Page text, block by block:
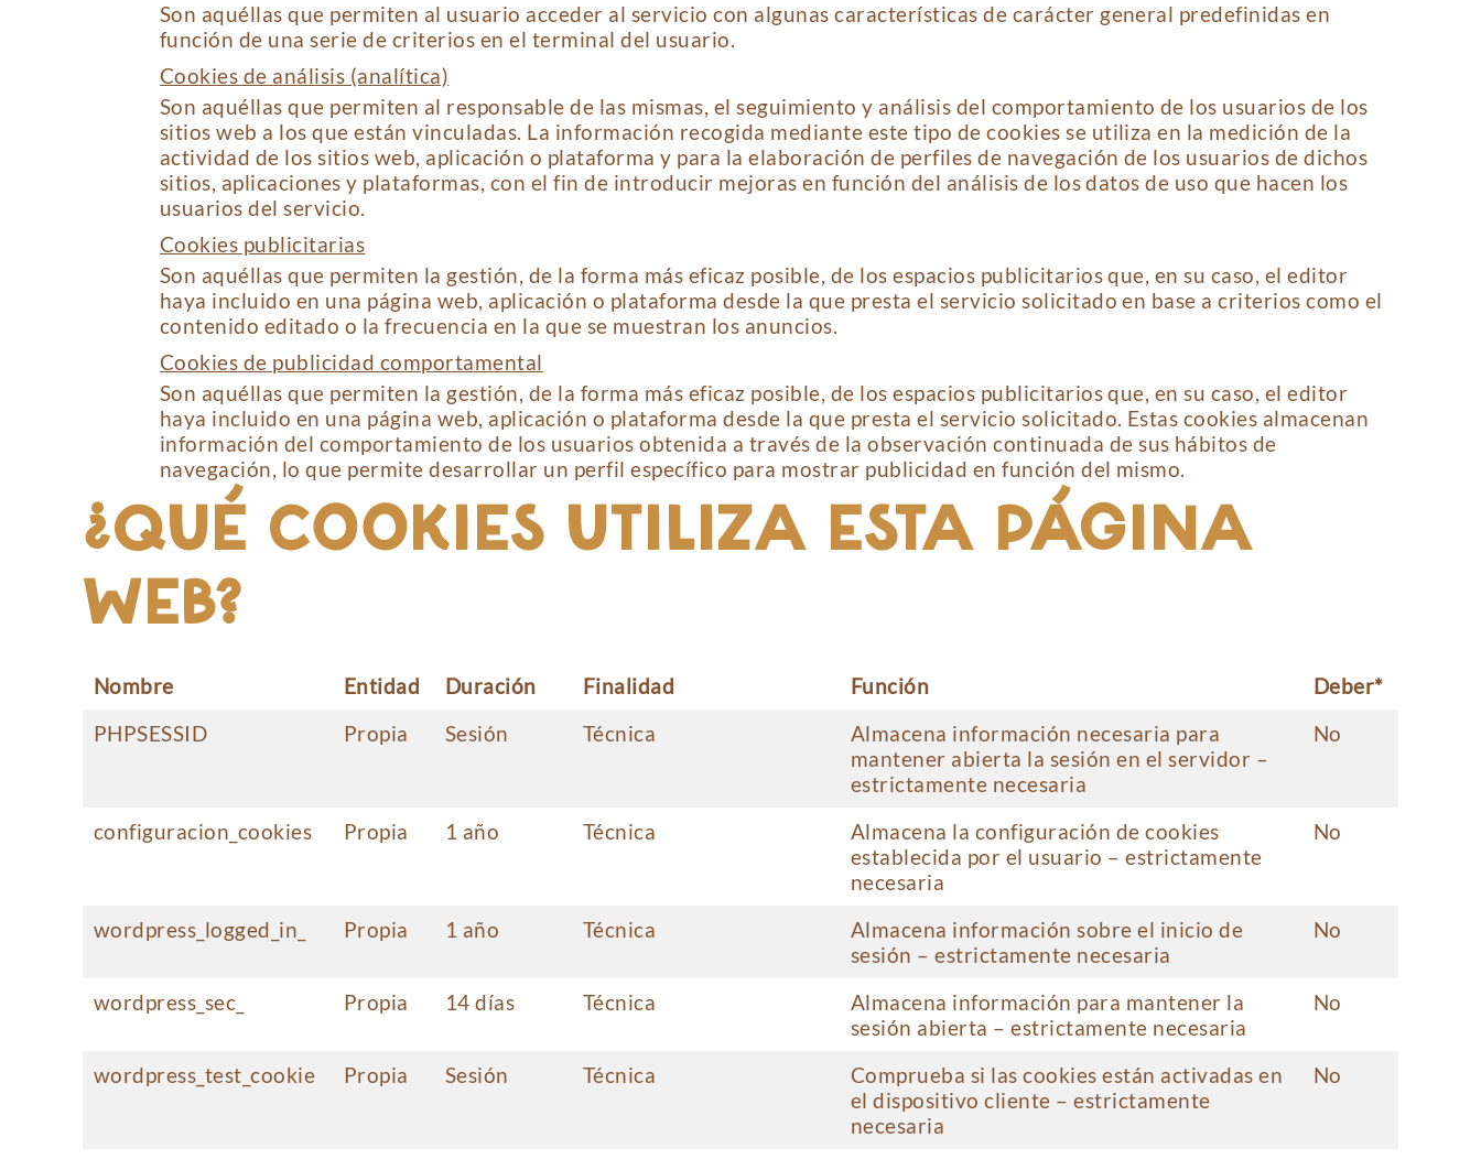
Son aquéllas que permiten al usuario acceder al servicio con algunas características de carácter general predefinidas en
función de una serie de criterios en el terminal del usuario.
Cookies de análisis (analítica)
Son aquéllas que permiten al responsable de las mismas, el seguimiento y análisis del comportamiento de los usuarios de los
sitios web a los que están vinculadas. La información recogida mediante este tipo de cookies se utiliza en la medición de la
actividad de los sitios web, aplicación o plataforma y para la elaboración de perfiles de navegación de los usuarios de dichos
sitios, aplicaciones y plataformas, con el fin de introducir mejoras en función del análisis de los datos de uso que hacen los
usuarios del servicio.
Cookies publicitarias
Son aquéllas que permiten la gestión, de la forma más eficaz posible, de los espacios publicitarios que, en su caso, el editor
haya incluido en una página web, aplicación o plataforma desde la que presta el servicio solicitado en base a criterios como el
contenido editado o la frecuencia en la que se muestran los anuncios.
Cookies de publicidad comportamental
Son aquéllas que permiten la gestión, de la forma más eficaz posible, de los espacios publicitarios que, en su caso, el editor
haya incluido en una página web, aplicación o plataforma desde la que presta el servicio solicitado. Estas cookies almacenan
información del comportamiento de los usuarios obtenida a través de la observación continuada de sus hábitos de
navegación, lo que permite desarrollar un perfil específico para mostrar publicidad en función del mismo.
¿QUÉ COOKIES UTILIZA ESTA PÁGINA
WEB?
Nombre Entidad Duración Finalidad Función
Deber*
PHPSESSID
Propia Sesión Técnica
Almacena información necesaria para
mantener abierta la sesión en el servidor –
estrictamente necesaria
No
configuracion_cookies Propia 1 año Técnica
Almacena la configuración de cookies
establecida por el usuario – estrictamente
necesaria
No
wordpress_logged_in_ Propia 1 año Técnica
Almacena información sobre el inicio de
sesión – estrictamente necesaria
No
wordpress_sec_ Propia 14 días Técnica
Almacena información para mantener la
sesión abierta – estrictamente necesaria
No
wordpress_test_cookie Propia Sesión Técnica
Comprueba si las cookies están activadas en
el dispositivo cliente – estrictamente
necesaria
No